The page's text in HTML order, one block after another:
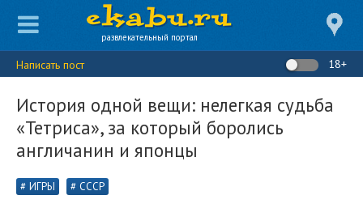
развлекательный портал
Написать пост 18+
История одной вещи: нелегкая судьба
«Тетриса», за который боролись
англичанин и японцы
ИГРЫ СССР